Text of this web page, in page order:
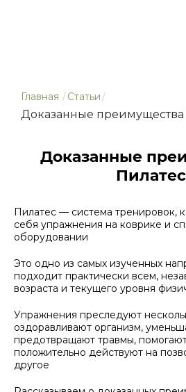
Главная /Статьи/
Доказанные преимущества
Доказанные
Пилатес — система тренировок,
себя упражнения на коврике и
оборудовании
Это одно из самых изученных
подходит практически всем,
возраста и текущего уровня
Упражнения преследуют
оздоравливают организм,
предотвращают травмы,
положительно действуют на
другое